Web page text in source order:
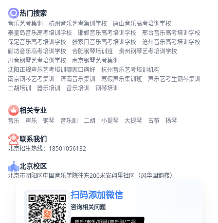
热门搜索
音乐艺考集训 杭州音乐艺考集训学校
唐山音乐高考培训学校
秦皇岛音乐高考培训学校
邯郸音乐高考培训学校
邢台音乐高考培训学校
保定音乐高考培训学校
张家口音乐高考培训学校
沧州音乐高考培训学校
廊坊音乐高考培训学校
合肥钢琴培训班
贵州钢琴艺考培训学校
川音钢琴艺考培训学校
南京钢琴艺考集训
沈阳正规声乐艺考培训哪家口碑好
杭州音乐艺考培训机构
南京钢琴艺考集训
济南音乐集训 寒假声乐集训班
声乐艺考生钢琴集训
二胡培训
器乐培训 音乐培训 钢琴培训
相关专业
音乐 声乐 钢琴 音乐剧 二胡 小提琴 大提琴 古筝 扬琴
联系我们
北京招生热线：18501056132
北京校区
北京市朝阳区中国音乐学院往东200米安翔里社区（风华国韵楼）
扫码添加微信
咨询相关问题